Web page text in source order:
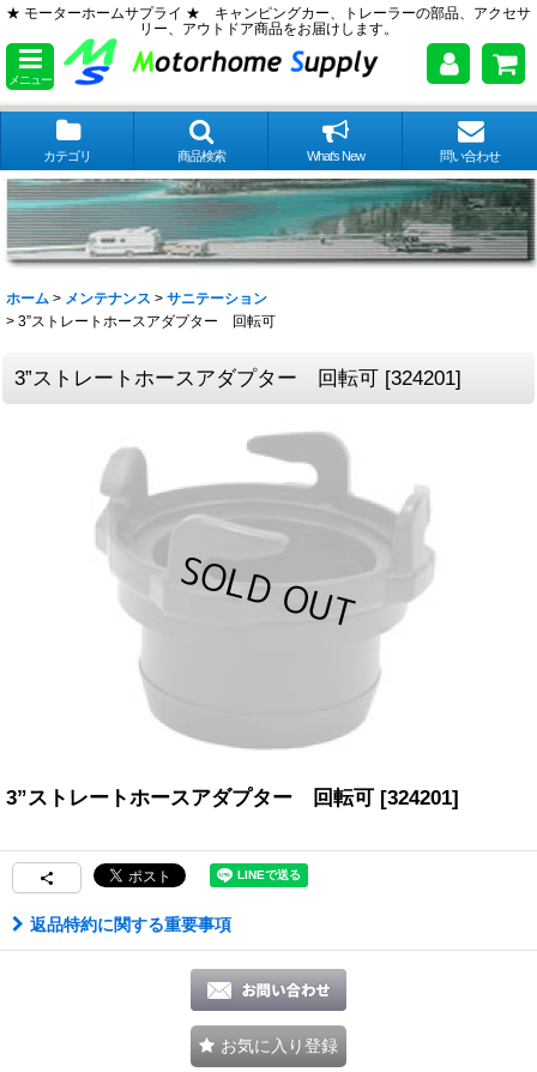
★ モーターホームサプライ ★ キャンピングカー、トレーラーの部品、アクセサ
リー、アウトドア商品をお届けします。
メニュー
カテゴリ 商品検索 What's New 問い合わせ
ホーム > メンテナンス > サニテーション
> 3”ストレートホースアダプター 回転可
3”ストレートホースアダプター 回転可 [324201]
3”ストレートホースアダプター 回転可 [324201]
返品特約に関する重要事項
お気に入り登録